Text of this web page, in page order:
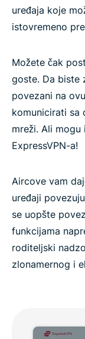
uređaja koje
istovremeno
Možete čak
goste. Da biste
povezani na
komunicirati sa
mreži. Ali
ExpressVPN-a!
Aircove vam
uređaji
se uopšte
funkcijama
roditeljski
zlonamernog i